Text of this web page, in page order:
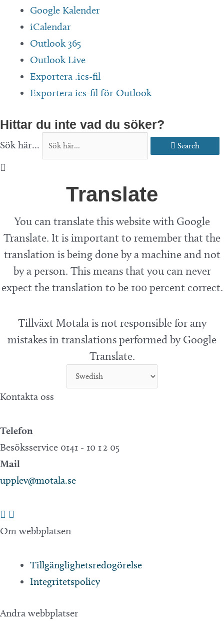
Google Kalender
iCalendar
Outlook 365
Outlook Live
Exportera .ics-fil
Exportera ics-fil för Outlook
Hittar du inte vad du söker?
Sök här... Search
Translate
You can translate this website with Google
Translate. It is important to remember that the
translation is being done by a machine and not
by a person. This means that you can never
expect the translation to be 100 percent correct.
Tillväxt Motala is not responsible for any
mistakes in translations performed by Google
Translate.
Kontakta oss
Telefon
Besöksservice 0141 - 10 1 2 05
Mail
upplev@motala.se
Om webbplatsen
Tillgänglighetsredogörelse
Integritetspolicy
Andra webbplatser